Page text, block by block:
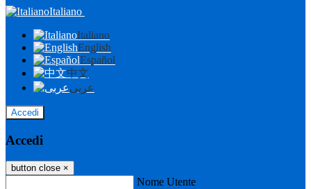
Italiano
Italiano
English
Español
中文
عربى
Accedi
Accedi
button close ×
Nome Utente